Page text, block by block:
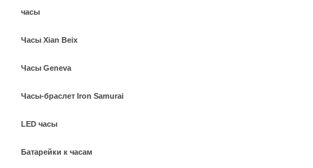
часы
Часы Xian Beix
Часы Geneva
Часы-браслет Iron Samurai
LED часы
Батарейки к часам